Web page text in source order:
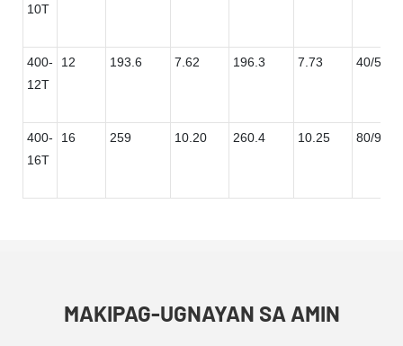
10T
400-
12T
12 193.6 7.62 196.3 7.73 40/50/
400-
16T
16 259 10.20 260.4 10.25 80/90
MAKIPAG-UGNAYAN SA AMIN